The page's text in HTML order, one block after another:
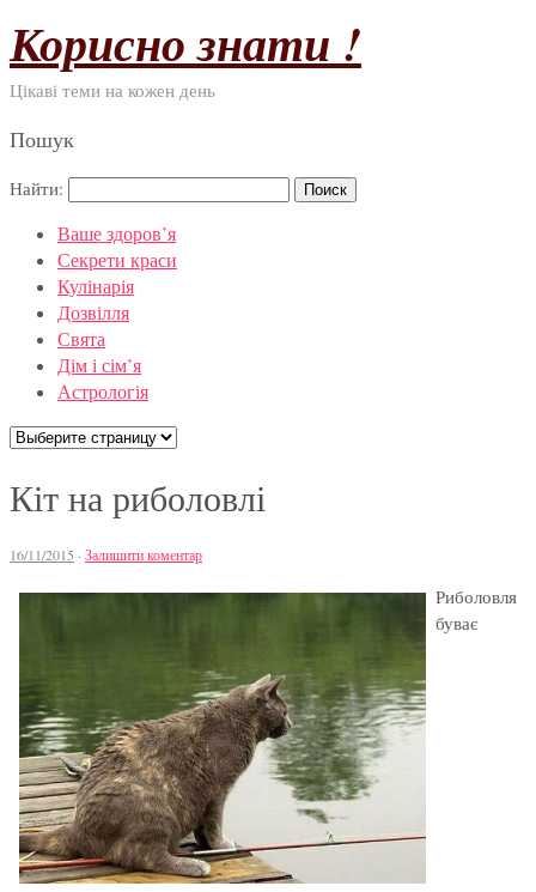
Корисно знати !
Цікаві теми на кожен день
Пошук
Найти:
Ваше здоров’я
Секрети краси
Кулінарія
Дозвілля
Свята
Дім і сім’я
Астрологія
Кіт на риболовлі
16/11/2015 · Залишити коментар
Риболовля
буває